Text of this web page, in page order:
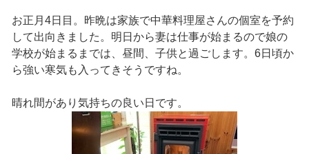
お正月4日目。昨晩は家族で中華料理屋さんの個室を予約
して出向きました。明日から妻は仕事が始まるので娘の
学校が始まるまでは、昼間、子供と過ごします。6日頃か
ら強い寒気も入ってきそうですね。
晴れ間があり気持ちの良い日です。